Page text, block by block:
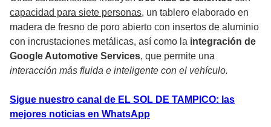
capacidad para siete personas, un tablero elaborado en
madera de fresno de poro abierto con insertos de aluminio
con incrustaciones metálicas, así como la integración de
Google Automotive Services, que permite una
interacción más fluida e inteligente con el vehículo.
Sigue nuestro canal de EL SOL DE TAMPICO: las
mejores noticias en WhatsApp